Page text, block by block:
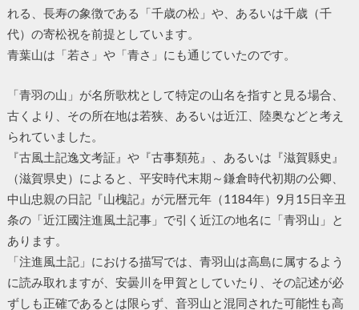
れる、長寿の象徴である「千歳の松」や、あるいは千歳（千
代）の寄松祝を前提としています。
青葉山は「若さ」や「青さ」にも通じていたのです。
「青羽の山」が名所歌枕として特定の山名を指すと見る場合、
古くより、その所在地は若狭、あるいは近江、陸奥などと考え
られていました。
『古風土記逸文考証』や『古事類苑』、あるいは『滋賀縣史』
（滋賀県史）によると、平安時代末期～鎌倉時代初期の公卿、
中山忠親の日記『山槐記』が元暦元年（1184年）9月15日辛丑
条の「近江國注進風土記事」で引く近江の地名に「青羽山」と
あります。
「注進風土記」における描写では、青羽山は高島に属するよう
に読み取れますが、安曇川を甲賀としていたり、その記述が必
ずしも正確であるとは限らず、音羽山と混同された可能性も高